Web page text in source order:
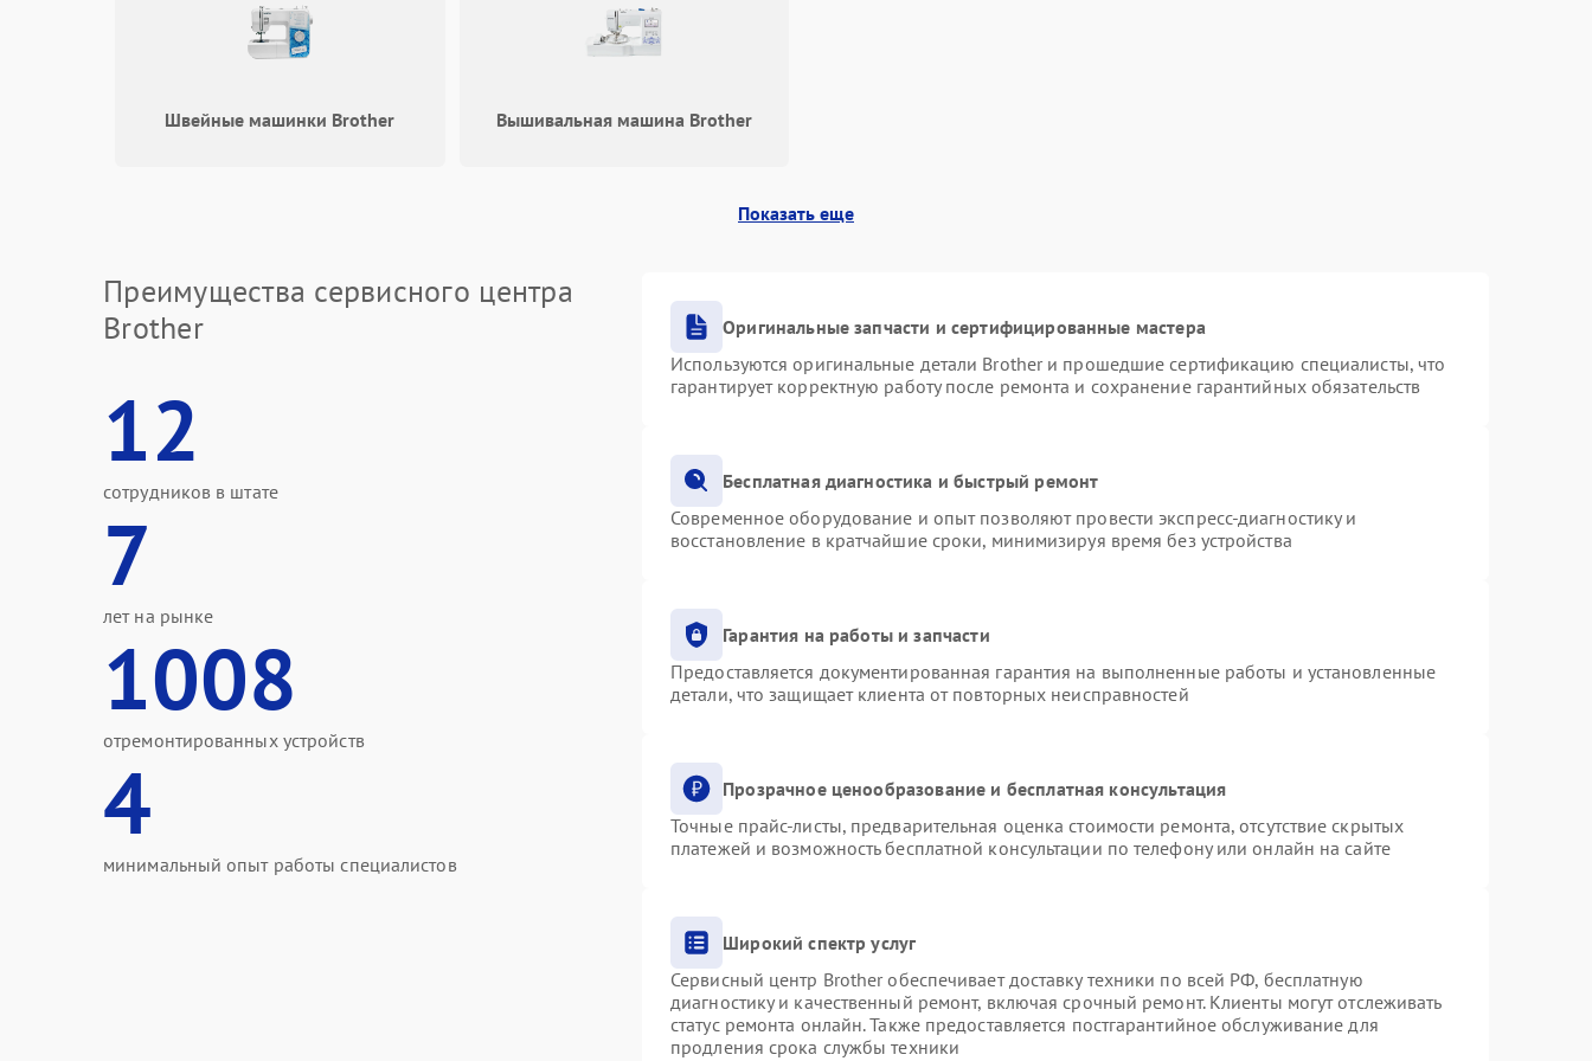
Швейные машинки Brother Вышивальная машина Brother
Показать еще
Преимущества сервисного центра
Brother
12
сотрудников в штате
7
лет на рынке
1008
отремонтированных устройств
4
минимальный опыт работы специалистов
Оригинальные запчасти и сертифицированные мастера
Используются оригинальные детали Brother и прошедшие сертификацию специалисты, что
гарантирует корректную работу после ремонта и сохранение гарантийных обязательств
Бесплатная диагностика и быстрый ремонт
Современное оборудование и опыт позволяют провести экспресс-диагностику и
восстановление в кратчайшие сроки, минимизируя время без устройства
Гарантия на работы и запчасти
Предоставляется документированная гарантия на выполненные работы и установленные
детали, что защищает клиента от повторных неисправностей
Прозрачное ценообразование и бесплатная консультация
Точные прайс-листы, предварительная оценка стоимости ремонта, отсутствие скрытых
платежей и возможность бесплатной консультации по телефону или онлайн на сайте
Широкий спектр услуг
Сервисный центр Brother обеспечивает доставку техники по всей РФ, бесплатную
диагностику и качественный ремонт, включая срочный ремонт. Клиенты могут отслеживать
статус ремонта онлайн. Также предоставляется постгарантийное обслуживание для
продления срока службы техники